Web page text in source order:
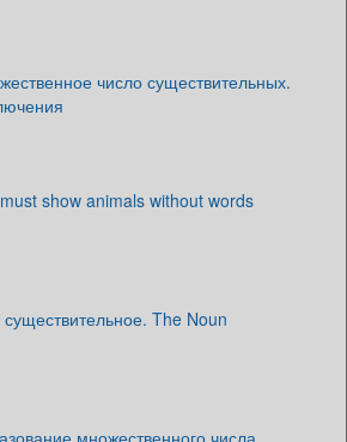
число существительных.
show animals without words
The Noun
множественного числа